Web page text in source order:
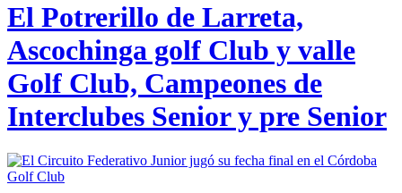
El Potrerillo de Larreta,
Ascochinga golf Club y valle
Golf Club, Campeones de
Interclubes Senior y pre Senior